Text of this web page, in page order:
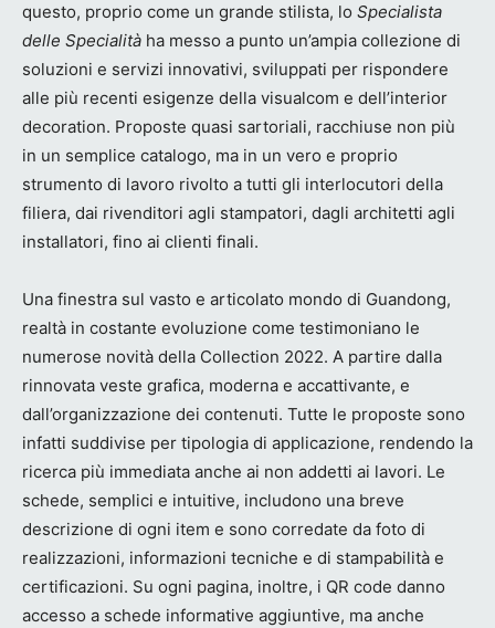
questo, proprio come un grande stilista, lo Specialista
delle Specialità ha messo a punto un’ampia collezione di
soluzioni e servizi innovativi, sviluppati per rispondere
alle più recenti esigenze della visualcom e dell’interior
decoration. Proposte quasi sartoriali, racchiuse non più
in un semplice catalogo, ma in un vero e proprio
strumento di lavoro rivolto a tutti gli interlocutori della
filiera, dai rivenditori agli stampatori, dagli architetti agli
installatori, fino ai clienti finali.
Una finestra sul vasto e articolato mondo di Guandong,
realtà in costante evoluzione come testimoniano le
numerose novità della Collection 2022. A partire dalla
rinnovata veste grafica, moderna e accattivante, e
dall’organizzazione dei contenuti. Tutte le proposte sono
infatti suddivise per tipologia di applicazione, rendendo la
ricerca più immediata anche ai non addetti ai lavori. Le
schede, semplici e intuitive, includono una breve
descrizione di ogni item e sono corredate da foto di
realizzazioni, informazioni tecniche e di stampabilità e
certificazioni. Su ogni pagina, inoltre, i QR code danno
accesso a schede informative aggiuntive, ma anche